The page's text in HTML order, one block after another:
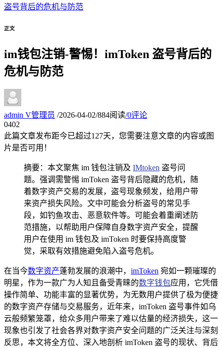
盗号背后的危机与防范
正文
im钱包注销-警惕！imToken 盗号背后的
危机与防范
admin V管理员 /2026-04-02/884阅读/0评论
0402
此篇文章发布距今已超过127天，您需要注意文章的内容或图
片是否可用！
摘要：本文聚焦 im 钱包注销及 IMtoken 盗号问
题。强调需警惕 imToken 盗号背后隐藏的危机，随
着数字资产交易的发展，盗号现象频发，给用户带
来资产损失风险。文中可能会分析盗号的常见手
段，如钓鱼攻击、恶意软件等。可能会着重阐述防
范措施，以帮助用户保障自身数字资产安全，提醒
用户在使用 im 钱包及 imToken 时要保持高度警
觉，采取有效措施避免陷入盗号危机。
在当今数字资产蓬勃发展的浪潮中， imToken 宛如一颗璀璨的
明星，作为一款广为人知且备受青睐的数字钱包应用，它凭借
操作简单、功能丰富的显著优势，为无数用户提供了极为便捷
的数字资产存储与交易服务，近年来，imToken 盗号事件如乌
云般频繁笼罩，给众多用户带来了难以估量的经济损失，这一
现象也引发了社会各界对数字资产安全问题的广泛关注与深刻
反思，本文将全方位、深入地剖析 imToken 盗号的现状、背后